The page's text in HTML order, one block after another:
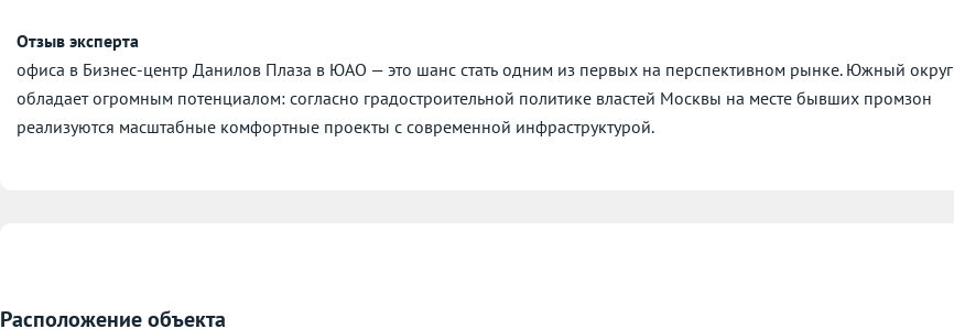
Отзыв эксперта
офиса в Бизнес-центр Данилов Плаза в ЮАО — это шанс стать одним из первых на перспективном рынке. Южный округ
обладает огромным потенциалом: согласно градостроительной политике властей Москвы на месте бывших промзон
реализуются масштабные комфортные проекты с современной инфраструктурой.
Расположение объекта